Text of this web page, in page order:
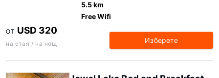
5.5 km
Free Wifi
ОТ USD 320
на стая / на нощ Изберете